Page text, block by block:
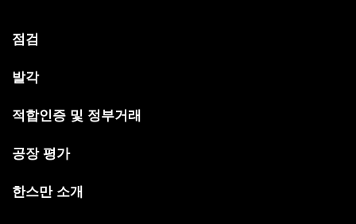
점검
발각
적합인증 및 정부거래
공장 평가
한스만 소개